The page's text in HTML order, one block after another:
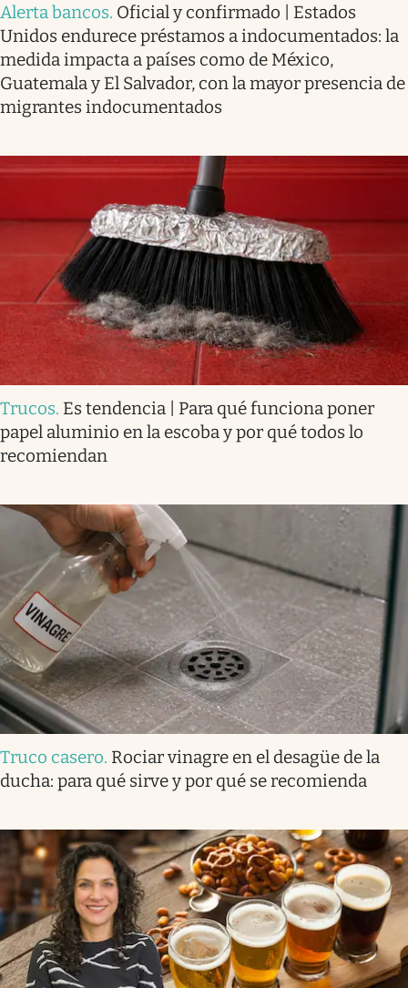
Alerta bancos. Oficial y confirmado | Estados
Unidos endurece préstamos a indocumentados: la
medida impacta a países como de México,
Guatemala y El Salvador, con la mayor presencia de
migrantes indocumentados
Trucos. Es tendencia | Para qué funciona poner
papel aluminio en la escoba y por qué todos lo
recomiendan
Truco casero. Rociar vinagre en el desagüe de la
ducha: para qué sirve y por qué se recomienda